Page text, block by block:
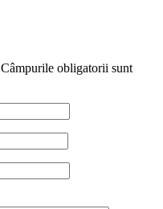
Câmpurile obligatorii sunt